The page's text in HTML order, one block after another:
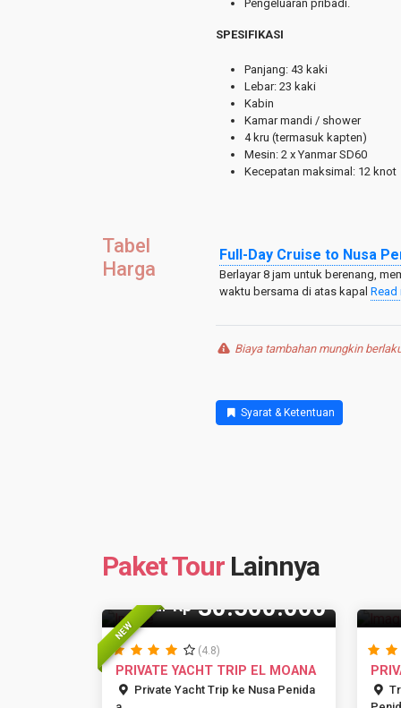
Pengeluaran pribadi.
SPESIFIKASI
Panjang: 43 kaki
Lebar: 23 kaki
Kabin
Kamar mandi / shower
4 kru (termasuk kapten)
Mesin: 2 x Yanmar SD60
Kecepatan maksimal: 12 knot
Tabel
Harga
Full-Day Cruise to Nusa
Berlayar 8 jam untuk berenang,
waktu bersama di atas kapal Read
Biaya tambahan mungkin
Syarat & Ketentuan
Paket Tour Lainnya
NEW
Mulai Rp30.500.000
(4.8)
PRIVATE YACHT TRIP EL MOANA
Private Yacht Trip ke Nusa Penida